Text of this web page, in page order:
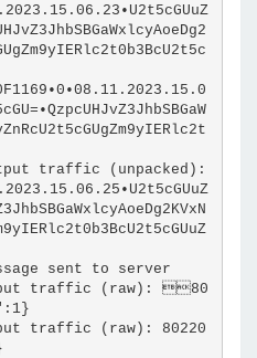
traffic (unpacked):
sent to server
traffic (raw): 80
traffic (raw): 80220